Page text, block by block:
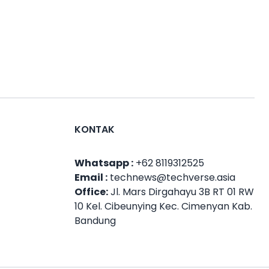
KONTAK
Whatsapp : +62 8119312525
Email : technews@techverse.asia
Office:Jl. Mars Dirgahayu 3B RT 01 RW
10 Kel. Cibeunying Kec. Cimenyan Kab.
Bandung